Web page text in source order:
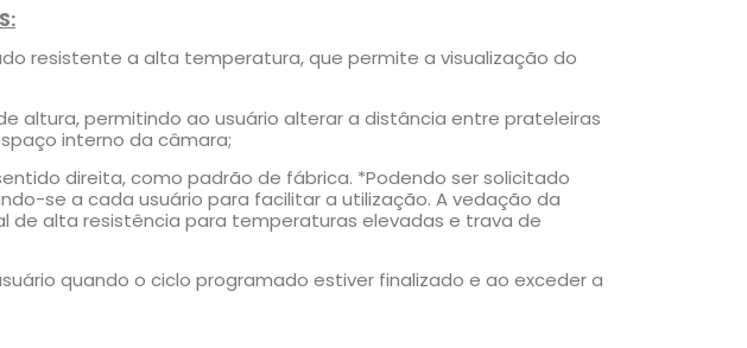
:
resistente a alta temperatura, que permite a visualização do
altura, permitindo ao usuário alterar a distância entre prateleiras
interno da câmara;
direita, como padrão de fábrica. *Podendo ser solicitado
se a cada usuário para facilitar a utilização. A vedação da
de alta resistência para temperaturas elevadas e trava de
quando o ciclo programado estiver finalizado e ao exceder a